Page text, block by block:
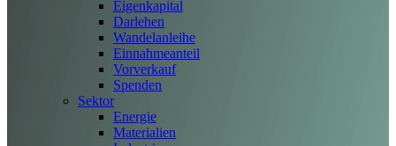
Eigenkapital
Darlehen
Wandelanleihe
Einnahmeanteil
Vorverkauf
Spenden
Sektor
Energie
Materialien